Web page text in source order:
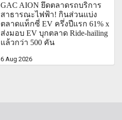
GAC AION ยึดตลาดรถบริการ
สาธารณะไฟฟ้า! กินส่วนแบ่ง
ตลาดแท็กซี่ EV ครึ่งปีแรก 61% x
ส่งมอบ EV บุกตลาด Ride-hailing
แล้วกว่า 500 คัน
6 Aug 2026